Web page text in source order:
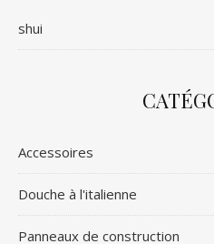
shui
Accessoires
Douche à l'italienne
Panneaux de construction